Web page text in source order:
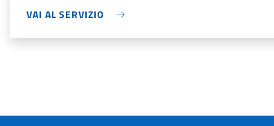
VAI AL SERVIZIO